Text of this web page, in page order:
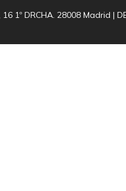
1º DRCHA. 28008 Madrid |